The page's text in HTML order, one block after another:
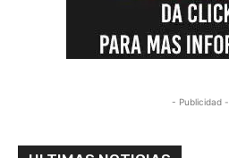
- Publicidad -